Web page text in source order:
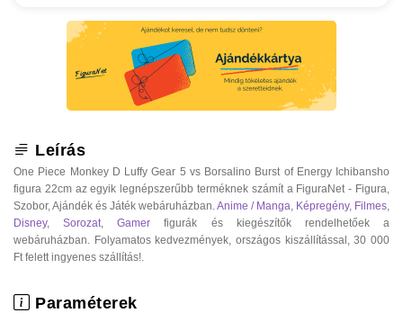
Leírás
One Piece Monkey D Luffy Gear 5 vs Borsalino Burst of Energy Ichibansho
figura 22cm az egyik legnépszerűbb terméknek számít a FiguraNet - Figura,
Szobor, Ajándék és Játék webáruházban.Anime / Manga, Képregény, Filmes,
Disney,Sorozat,Gamer figurák és kiegészítők rendelhetőek a
webáruházban. Folyamatos kedvezmények, országos kiszállítással, 30 000
Ft felett ingyenes szállítás!.
Paraméterek